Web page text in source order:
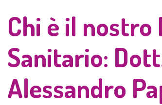
Chi è il
Sanitario:
Alessandro